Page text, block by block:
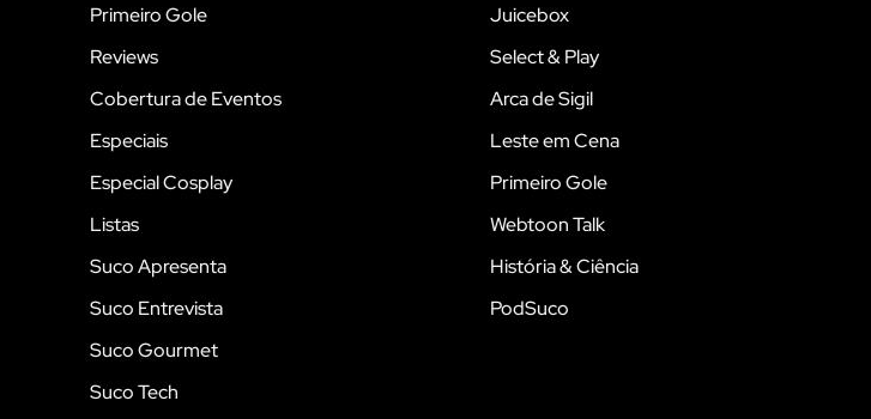
Primeiro Gole
Reviews
Cobertura de Eventos
Especiais
Especial Cosplay
Listas
Suco Apresenta
Suco Entrevista
Suco Gourmet
Suco Tech
Juicebox
Select & Play
Arca de Sigil
Leste em Cena
Primeiro Gole
Webtoon Talk
História & Ciência
PodSuco